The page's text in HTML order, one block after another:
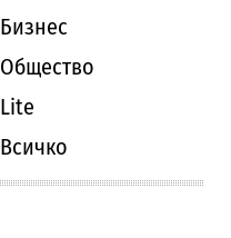
Бизнес
Общество
Lite
Всичко